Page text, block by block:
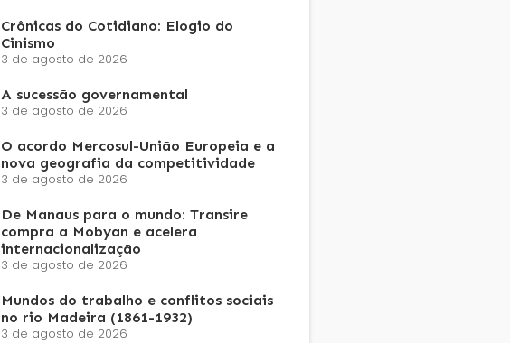
Crônicas do Cotidiano: Elogio do
Cinismo
3 de agosto de 2026
A sucessão governamental
3 de agosto de 2026
O acordo Mercosul-União Europeia e a
nova geografia da competitividade
3 de agosto de 2026
De Manaus para o mundo: Transire
compra a Mobyan e acelera
internacionalização
3 de agosto de 2026
Mundos do trabalho e conflitos sociais
no rio Madeira (1861-1932)
3 de agosto de 2026